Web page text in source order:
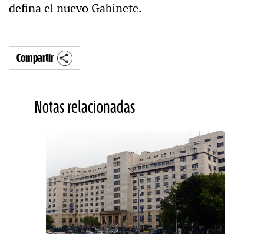
defina el nuevo Gabinete.
Compartir
Notas relacionadas